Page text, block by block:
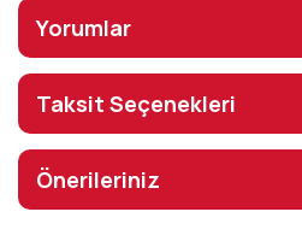
Yorumlar
Taksit Seçenekleri
Önerileriniz